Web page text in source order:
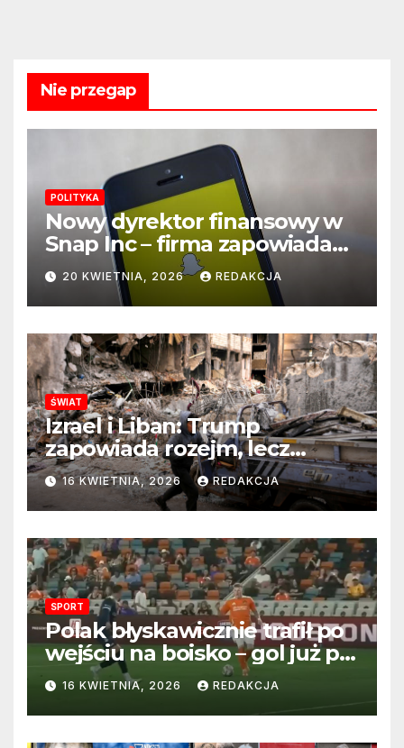
Nie przegap
POLITYKA
Nowy dyrektor finansowy w
Snap Inc – firma zapowiada
zmianę na kluczowym
stanowisku
20 KWIETNIA, 2026 REDAKCJA
ŚWIAT
Izrael i Liban: Trump
zapowiada rozejm, lecz
perspektywa zakończenia
wojny wciąż odległa
16 KWIETNIA, 2026 REDAKCJA
SPORT
Polak błyskawicznie trafił po
wejściu na boisko – gol już po
22 sekundach!
16 KWIETNIA, 2026 REDAKCJA